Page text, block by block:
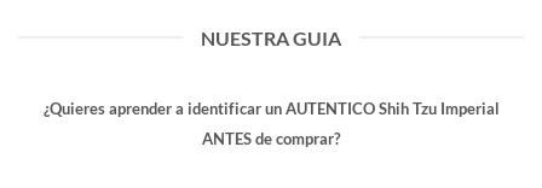
NUESTRA GUIA
¿Quieres aprender a identificar un AUTENTICO Shih Tzu Imperial
ANTES de comprar?